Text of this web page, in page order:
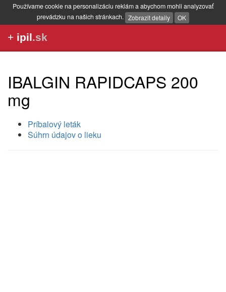
Používame cookie na personalizáciu reklám a abychom mohli analyzovať
prevádzku na našich stránkach. Zobrazit detaily OK
+ ipil.sk
IBALGIN RAPIDCAPS 200
mg
Príbalový leták
Súhrn údajov o lieku